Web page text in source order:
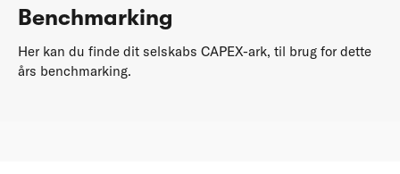
Benchmarking
Her kan du finde dit selskabs CAPEX-ark, til brug for dette
års benchmarking.